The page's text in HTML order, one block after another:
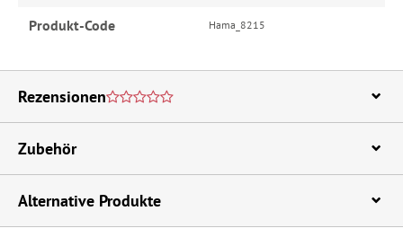
Produkt-Code Hama_8215
Rezensionen
Zubehör
Alternative Produkte